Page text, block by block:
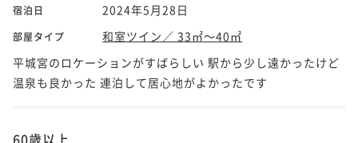
宿泊日 2024年5月28日
部屋タイプ
和室ツイン／ 33㎡～40㎡
平城宮のロケーションがすばらしい 駅から少し遠かったけど
温泉も良かった 連泊して居心地がよかったです
60歳以上